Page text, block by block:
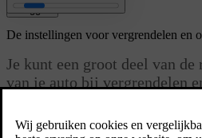
Inloggen
Bijgewerkt 01-08-2025
De instellingen voor vergrendelen en
Je kunt een groot deel van de
van je auto bij vergrendelen